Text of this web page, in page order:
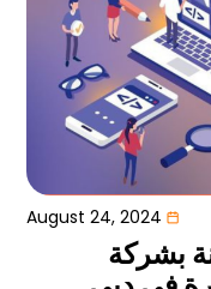
August 24, 2024
بشركة